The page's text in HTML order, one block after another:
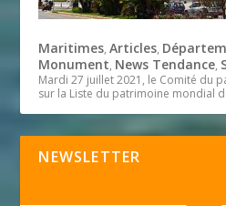
Maritimes,Articles,
Monument, News Tendance,
Mardi 27 juillet 2021, le Comité du
sur la Liste du patrimoine mondial de
NEWSLETTER